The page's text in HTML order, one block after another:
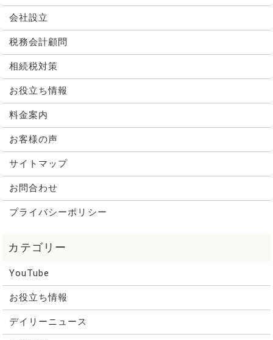
会社設立
税務会計顧問
相続税対策
お役立ち情報
料金案内
お客様の声
サイトマップ
お問合わせ
プライバシーポリシー
YouTube
お役立ち情報
デイリーニュース